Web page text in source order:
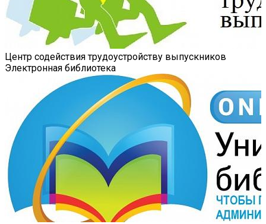
Центр содействия трудоустройству выпускников
Электронная библиотека